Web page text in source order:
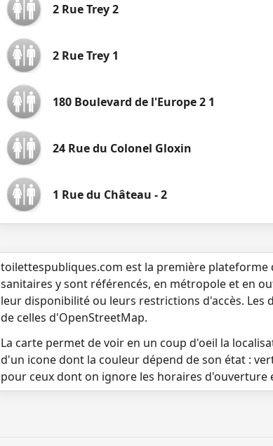
2 Rue Trey 2
2 Rue Trey 1
180 Boulevard de l'Europe 2 1
24 Rue du Colonel Gloxin
1 Rue du Château - 2
toilettespubliques.com est la première plateforme
sanitaires y sont référencés, en métropole et en
leur disponibilité ou leurs restrictions d'accès. Les
de celles d'OpenStreetMap.
La carte permet de voir en un coup d'oeil la
d'un icone dont la couleur dépend de son état :
pour ceux dont on ignore les horaires